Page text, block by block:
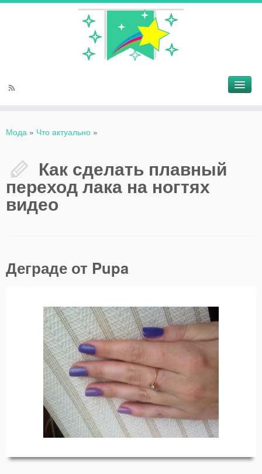
Мода » Что актуально »
Как сделать плавный
переход лака на ногтях
видео
Деграде от Pupa